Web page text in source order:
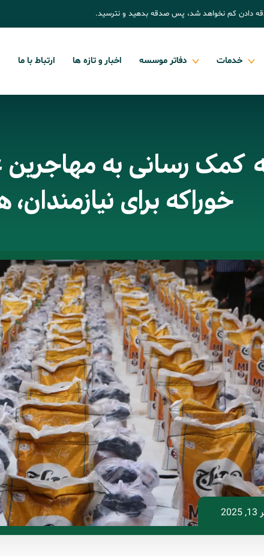
دادن کم نخواهد شد، پس صدقه بدهید و نترسید.
خدمات دفاتر موسسه اخبار و تازه ها ارتباط با ما
کمک رسانی به مهاجرین
خوراکه برای نیازمندان،